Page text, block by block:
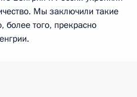
Мы заключили такие
более того, прекрасно